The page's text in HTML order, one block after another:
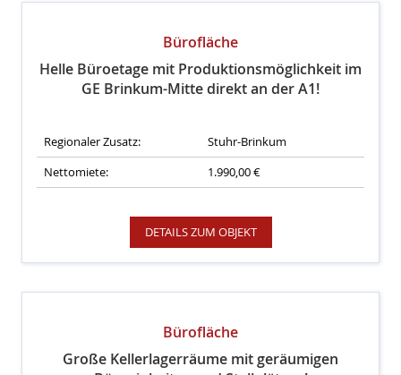
Bürofläche
Helle Büroetage mit Produktionsmöglichkeit im
GE Brinkum-Mitte direkt an der A1!
Regionaler Zusatz:
Stuhr-Brinkum
Nettomiete:
1.990,00 €
DETAILS ZUM OBJEKT
Bürofläche
Große Kellerlagerräume mit geräumigen